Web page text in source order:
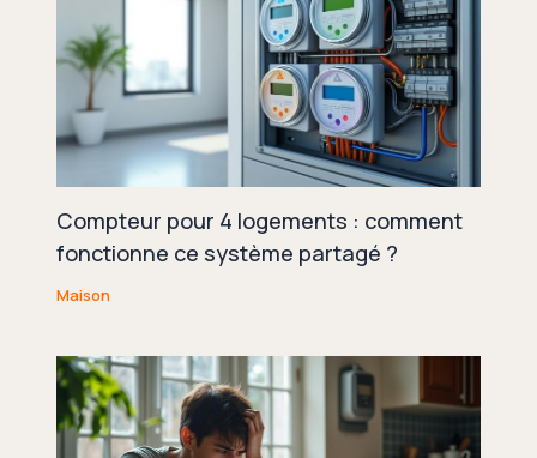
Compteur pour 4 logements : comment
fonctionne ce système partagé ?
Maison